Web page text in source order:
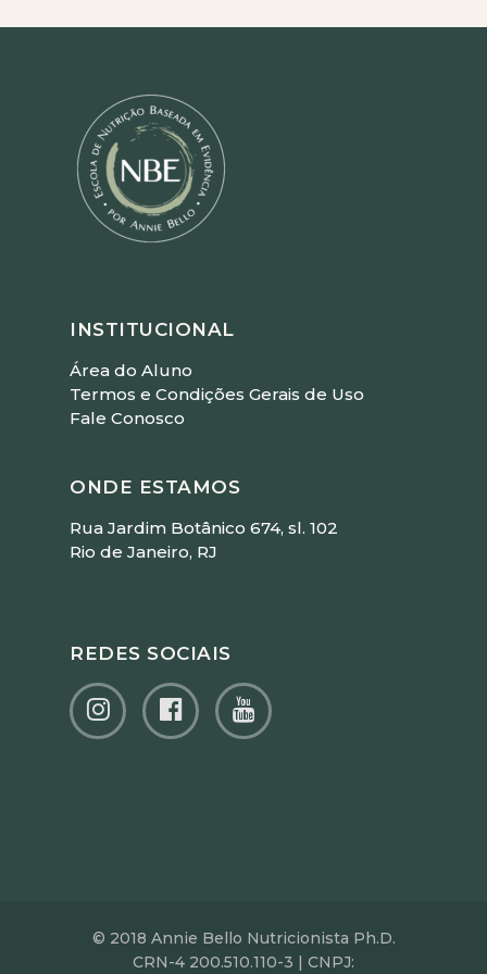
INSTITUCIONAL
Área do Aluno
Termos e Condições Gerais de Uso
Fale Conosco
ONDE ESTAMOS
Rua Jardim Botânico 674, sl. 102
Rio de Janeiro, RJ
REDES SOCIAIS
© 2018 Annie Bello Nutricionista Ph.D.
CRN-4 200.510.110-3 | CNPJ: